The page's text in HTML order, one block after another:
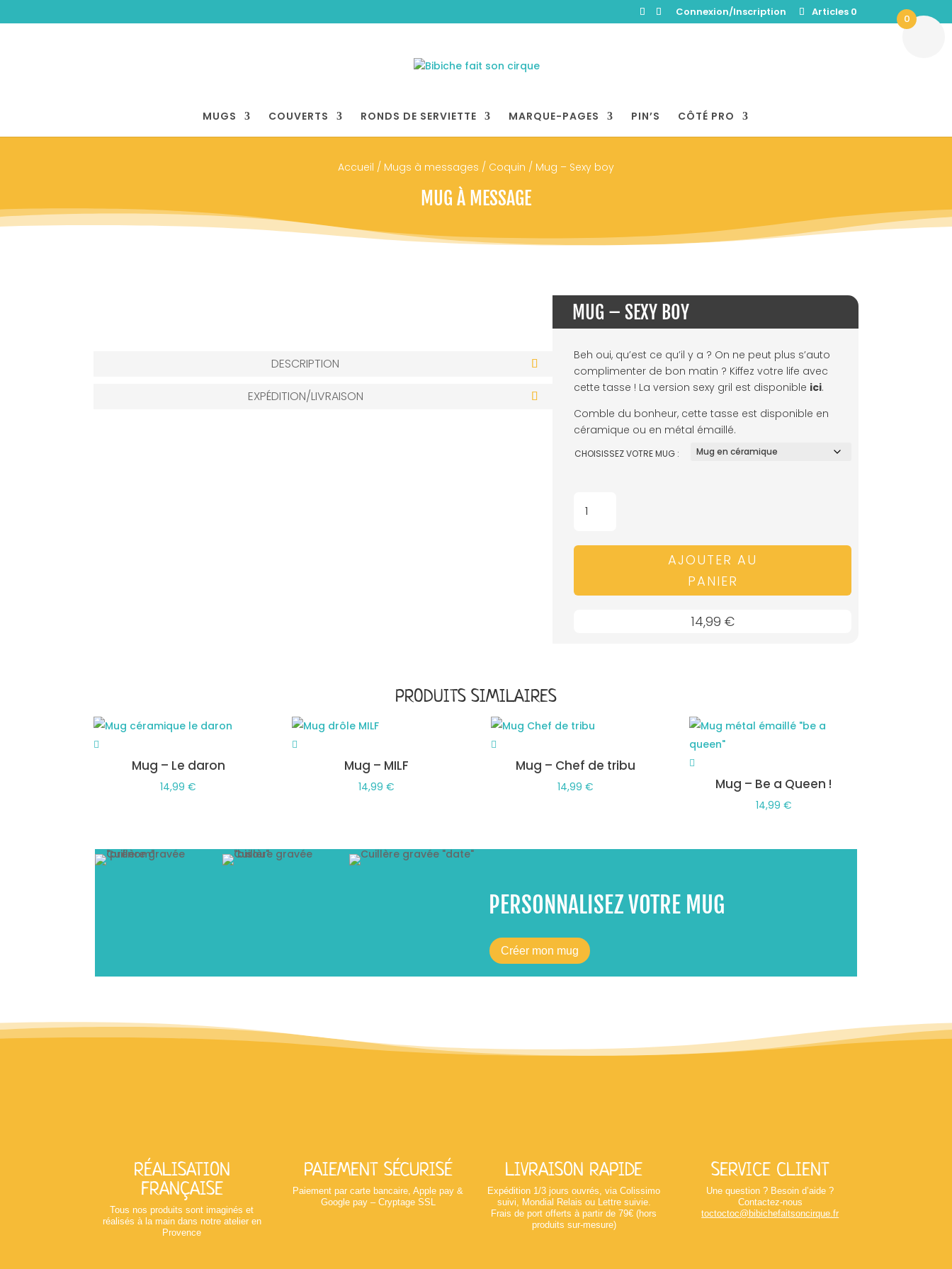
Connexion/Inscription Articles 0
MUGS COUVERTS RONDS DE SERVIETTE MARQUE-PAGES PIN’S CÔTÉ PRO
Accueil / Mugs à messages / Coquin / Mug – Sexy boy
MUG À MESSAGE
DESCRIPTION
EXPÉDITION/LIVRAISON
MUG – SEXY BOY
Beh oui, qu’est ce qu’il y a ? On ne peut plus s’auto
complimenter de bon matin ? Kiffez votre life avec
cette tasse ! La version sexy gril est disponible ici.
Comble du bonheur, cette tasse est disponible en
céramique ou en métal émaillé.
CHOISISSEZ VOTRE MUG :
-
AJOUTER AU
PANIER
14,99 €
PRODUITS SIMILAIRES
Mug – Le daron
14,99€
Mug – MILF
14,99€
Mug – Chef de tribu
14,99 € Mug – Be a Queen !
14,99 €
PERSONNALISEZ VOTRE MUG
Créer mon mug
RÉALISATION
FRANÇAISE
Tous nos produits sont imaginés et
réalisés à la main dans notre atelier en
Provence
PAIEMENT SÉCURISÉ
Paiement par carte bancaire, Apple pay &
Google pay – Cryptage SSL
LIVRAISON RAPIDE
Expédition 1/3 jours ouvrés, via Colissimo
suivi, Mondial Relais ou Lettre suivie.
Frais de port offerts à partir de 79€ (hors
produits sur-mesure)
SERVICE CLIENT
Une question ? Besoin d’aide ?
Contactez-nous
toctoctoc@bibichefaitsoncirque.fr
0